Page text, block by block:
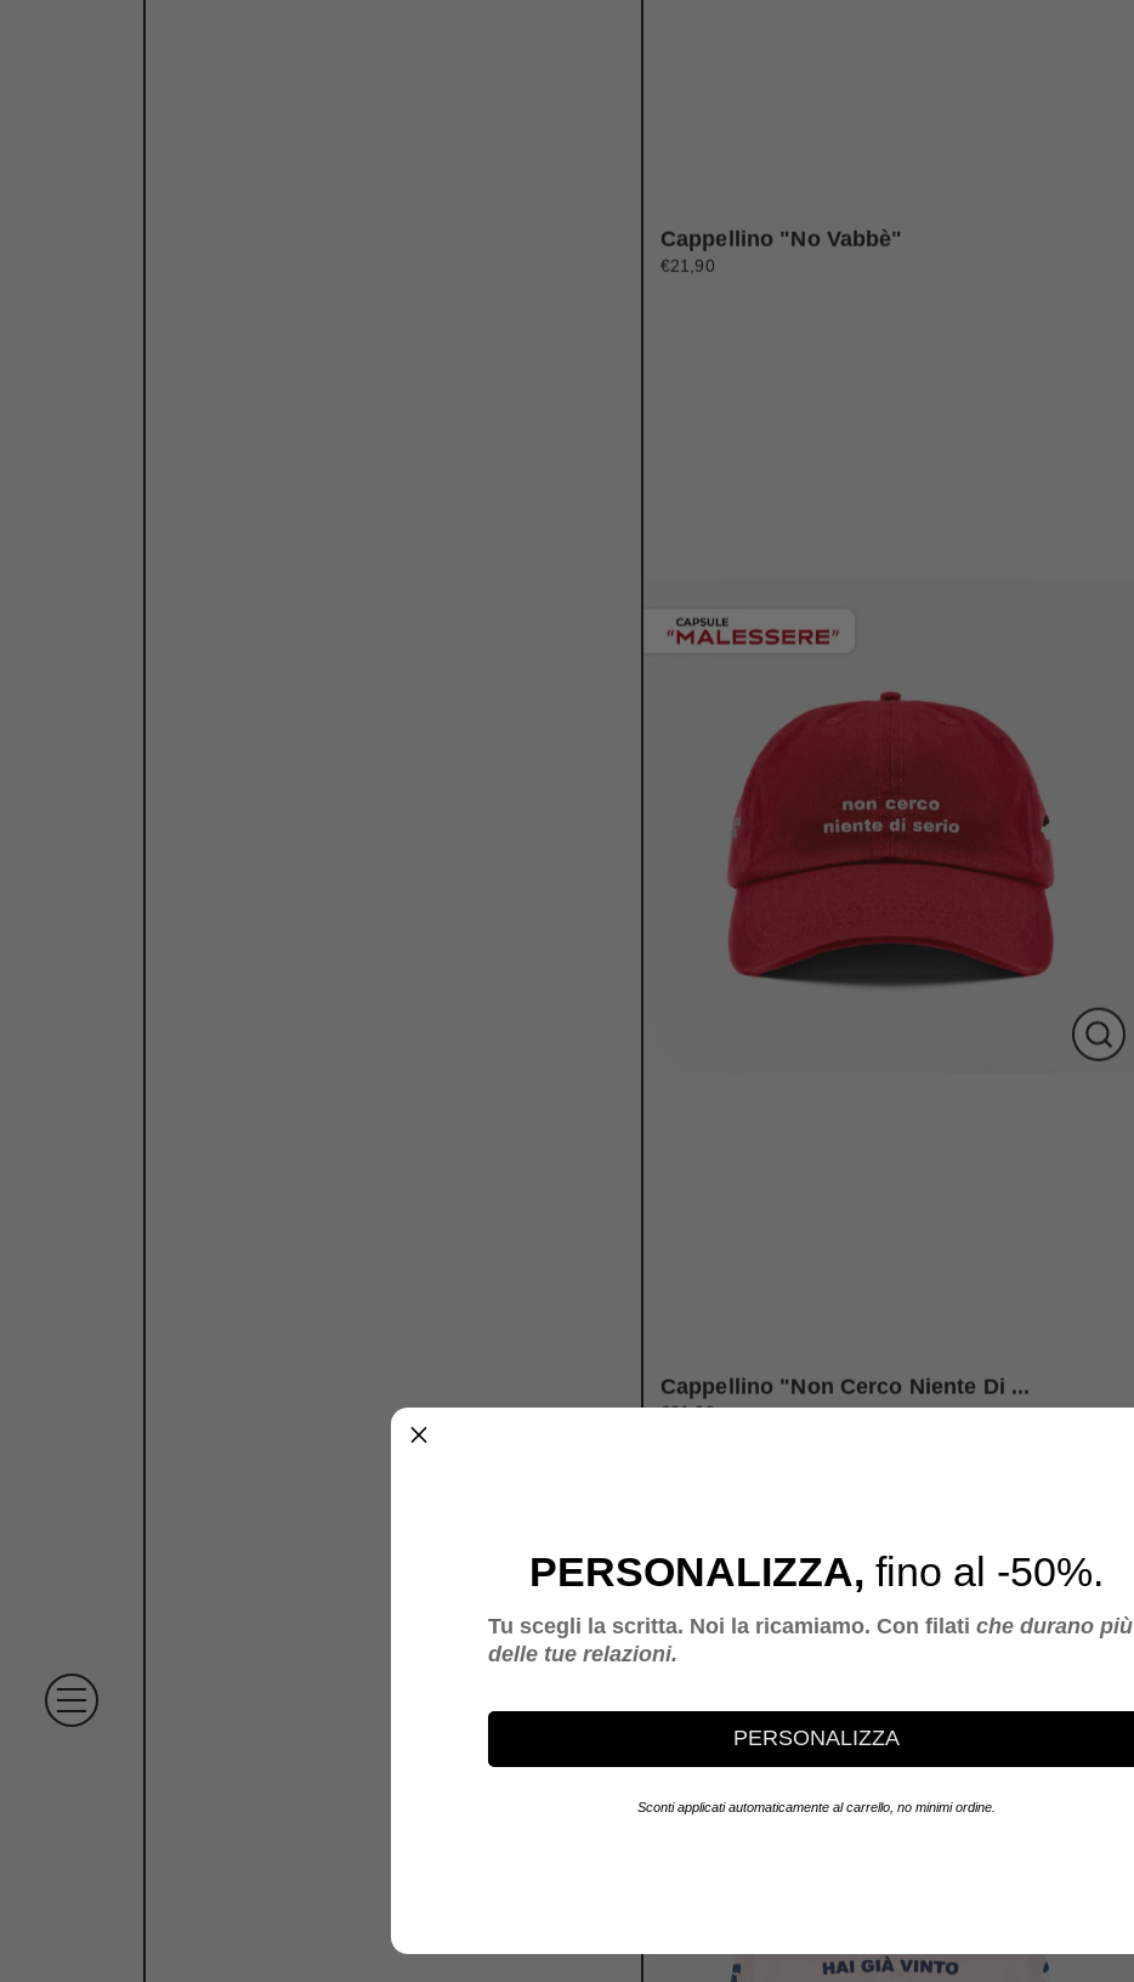
Cappellino "no Vabbè"
€21,90
Cappellino "non Cerco Niente Di ...
€21,90
PERSONALIZZA, fino al -50%.
Tu scegli la scritta. Noi la ricamiamo. Con filati che durano più
delle tue relazioni.
PERSONALIZZA
Sconti applicati automaticamente al carrello, no minimi ordine.